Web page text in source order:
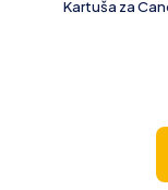
Kartuša za